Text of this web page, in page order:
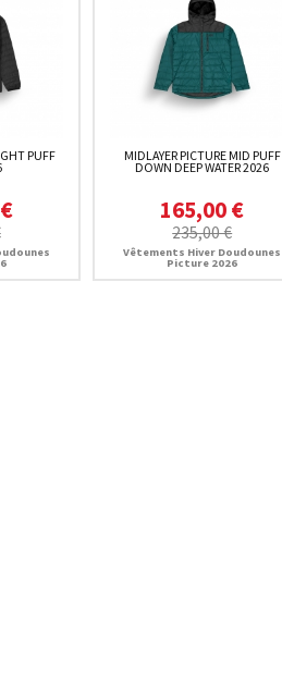
PUFF MIDLAYER PICTURE MID PUFF
DOWN DEEP WATER 2026
165,00 €
235,00 €
Vêtements Hiver Doudounes
Picture 2026